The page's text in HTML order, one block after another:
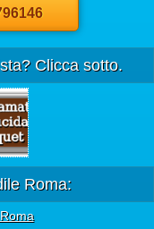
Clicca sotto.
Roma: